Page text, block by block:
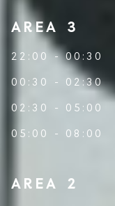
AREA 3
22:00 - 00:30
00:30 - 02:30
02:30 - 05:00
05:00 - 08:00
AREA 2